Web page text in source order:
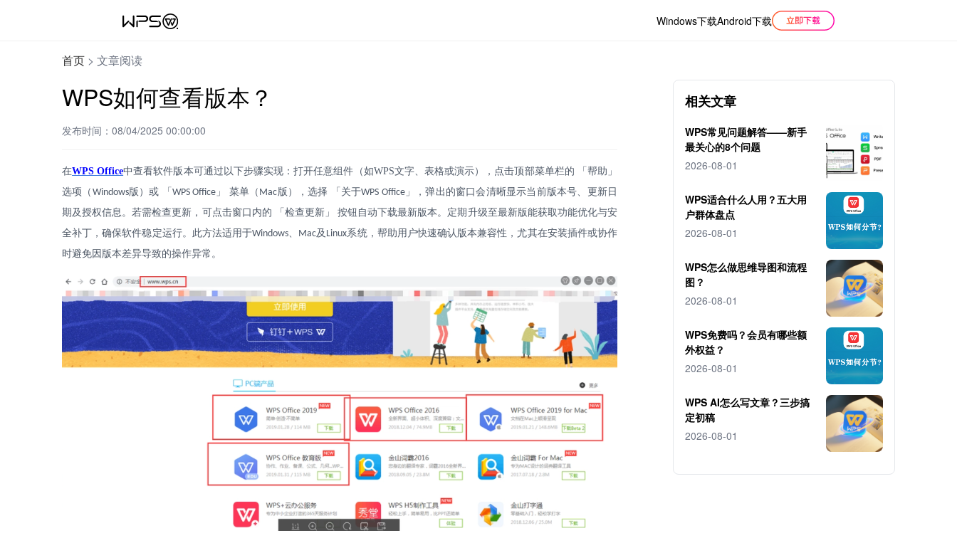
Windows下载Android下载
首页 > 文章阅读
WPS如何查看版本？
发布时间：08/04/2025 00:00:00
在WPS Office中查看软件版本可通过以下步骤实现：打开任意组件（如WPS文字、表格或演示），点击顶部菜单栏的 「帮助」
选项（ Windows版）或 「 WPS Office 」 菜单（ Mac版），选择 「关于WPS Office」，弹出的窗口会清晰显示当前版本号、更新日
期及授权信息。若需检查更新，可点击窗口内的 「检查更新」 按钮自动下载最新版本。定期升级至最新版能获取功能优化与安
全补丁，确保软件稳定运行。此方法适用于Windows、 Mac及 Linux系统，帮助用户快速确认版本兼容性，尤其在安装插件或协作
时避免因版本差异导致的操作异常。
相关文章
WPS常见问题解答——新手
最关心的8个问题
2026-08-01
WPS适合什么人用？五大用
户群体盘点
2026-08-01
WPS怎么做思维导图和流程
图？
2026-08-01
WPS免费吗？会员有哪些额
外权益？
2026-08-01
WPS AI怎么写文章？三步搞
定初稿
2026-08-01